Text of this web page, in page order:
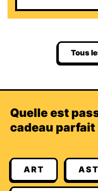
Tous
Quelle est
cadeau parfait
ART